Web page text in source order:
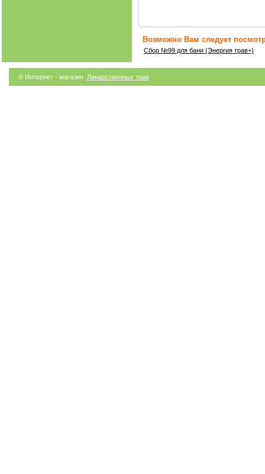
Возможно Вам следует
Сбор №99 для бани (Энергия трав+)
© Интернет - магазин Лекарственных трав